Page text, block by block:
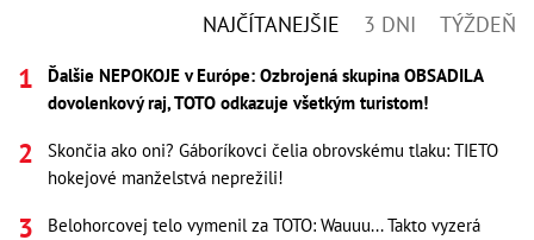
NAJČÍTANEJŠIE 3 DNI TÝŽDEŇ
Ďalšie NEPOKOJE v Európe: Ozbrojená skupina OBSADILA
dovolenkový raj, TOTO odkazuje všetkým turistom!
Skončia ako oni? Gáboríkovci čelia obrovskému tlaku: TIETO
hokejové manželstvá neprežili!
Belohorcovej telo vymenil za TOTO: Wauuu... Takto vyzerá